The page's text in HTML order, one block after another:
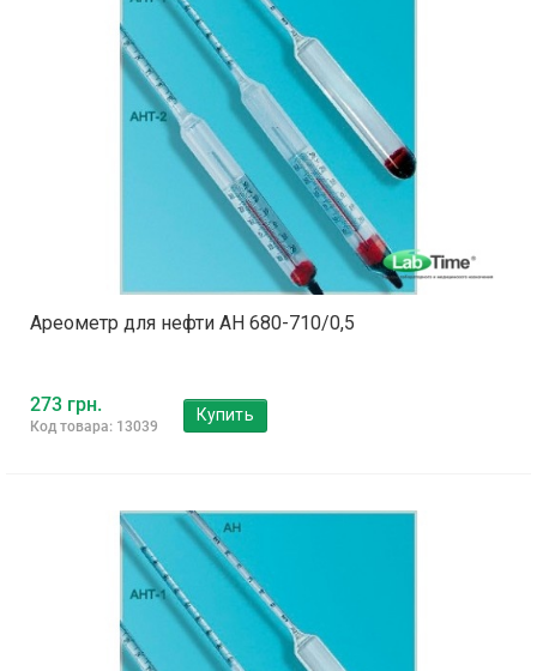
Ареометр для нефти АН 680-710/0,5
273 грн.
Код товара: 13039
Купить